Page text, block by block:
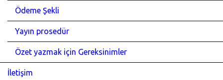
Ödeme Şekli
Yayın prosedür
Özet yazmak için Gereksinimler
İletişim